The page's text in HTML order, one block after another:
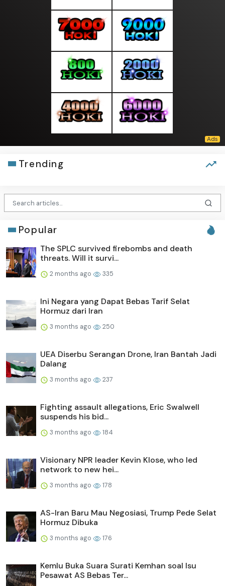
Trending
Popular
The SPLC survived firebombs and death
threats. Will it survi...
2 months ago 335
Ini Negara yang Dapat Bebas Tarif Selat
Hormuz dari Iran
3 months ago 250
UEA Diserbu Serangan Drone, Iran Bantah Jadi
Dalang
3 months ago 237
Fighting assault allegations, Eric Swalwell
suspends his bid...
3 months ago 184
Visionary NPR leader Kevin Klose, who led
network to new hei...
3 months ago 178
AS-Iran Baru Mau Negosiasi, Trump Pede Selat
Hormuz Dibuka
3 months ago 176
Kemlu Buka Suara Surati Kemhan soal Isu
Pesawat AS Bebas Ter...